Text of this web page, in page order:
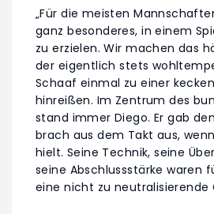
„Für die meisten
ganz besonderes, in einem
zu erzielen. Wir machen das
der eigentlich stets
Schaaf einmal zu einer
hinreißen. Im Zentrum des
stand immer Diego. Er gab
brach aus dem Takt aus,
hielt. Seine Technik, seine
seine Abschlussstärke waren
eine nicht zu neutralisierende